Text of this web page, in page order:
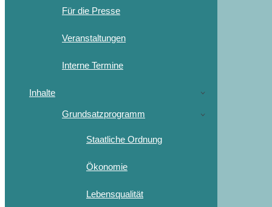
Für die Presse
Veranstaltungen
Interne Termine
Inhalte
Grundsatzprogramm
Staatliche Ordnung
Ökonomie
Lebensqualität